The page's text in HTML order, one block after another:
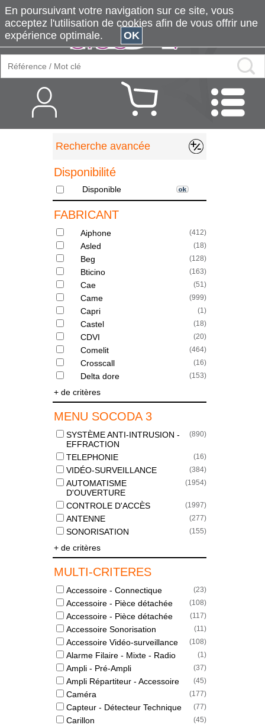
Recherche avancée
Disponibilité
Disponible
FABRICANT
Aiphone (412)
Asled (18)
Beg (128)
Bticino (163)
Cae (51)
Came (999)
Capri (1)
Castel (18)
CDVI (20)
Comelit (464)
Crosscall (16)
Delta dore (153)
+ de critères
MENU SOCODA 3
SYSTÈME ANTI-INTRUSION -
EFFRACTION
(890)
TELEPHONIE (16)
VIDÉO-SURVEILLANCE (384)
AUTOMATISME
D'OUVERTURE
(1954)
CONTROLE D'ACCÈS (1997)
ANTENNE (277)
SONORISATION (155)
+ de critères
MULTI-CRITERES
Accessoire - Connectique (23)
Accessoire - Pièce détachée (108)
Accessoire - Pièce détachée (117)
Accessoire Sonorisation (11)
Accessoire Vidéo-surveillance (108)
Alarme Filaire - Mixte - Radio (1)
Ampli - Pré-Ampli (37)
Ampli Répartiteur - Accessoire (45)
Caméra (177)
Capteur - Détecteur Technique (77)
Carillon (45)
En poursuivant votre navigation sur ce site, vous
acceptez l'utilisation de cookies afin de vous offrir une
expérience optimale.
OK